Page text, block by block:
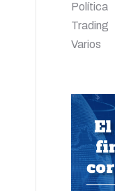
Política
Trading
Varios